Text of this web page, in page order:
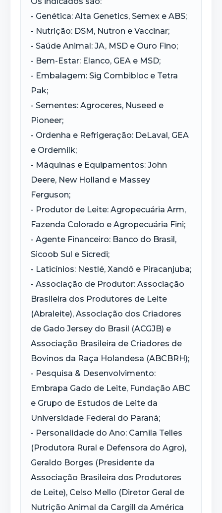
- Genética: Alta Genetics, Semex e ABS;
- Nutrição: DSM, Nutron e Vaccinar;
- Saúde Animal: JA, MSD e Ouro Fino;
- Bem-Estar: Elanco, GEA e MSD;
- Embalagem: Sig Combibloc e Tetra
Pak;
- Sementes: Agroceres, Nuseed e
Pioneer;
- Ordenha e Refrigeração: DeLaval, GEA
e Ordemilk;
- Máquinas e Equipamentos: John
Deere, New Holland e Massey
Ferguson;
- Produtor de Leite: Agropecuária Arm,
Fazenda Colorado e Agropecuária Fini;
- Agente Financeiro: Banco do Brasil,
Sicoob Sul e Sicredi;
- Laticínios: Nestlé, Xandô e Piracanjuba;
- Associação de Produtor: Associação
Brasileira dos Produtores de Leite
(Abraleite), Associação dos Criadores
de Gado Jersey do Brasil (ACGJB) e
Associação Brasileira de Criadores de
Bovinos da Raça Holandesa (ABCBRH);
- Pesquisa & Desenvolvimento:
Embrapa Gado de Leite, Fundação ABC
e Grupo de Estudos de Leite da
Universidade Federal do Paraná;
- Personalidade do Ano: Camila Telles
(Produtora Rural e Defensora do Agro),
Geraldo Borges (Presidente da
Associação Brasileira dos Produtores
de Leite), Celso Mello (Diretor Geral de
Nutrição Animal da Cargill da América